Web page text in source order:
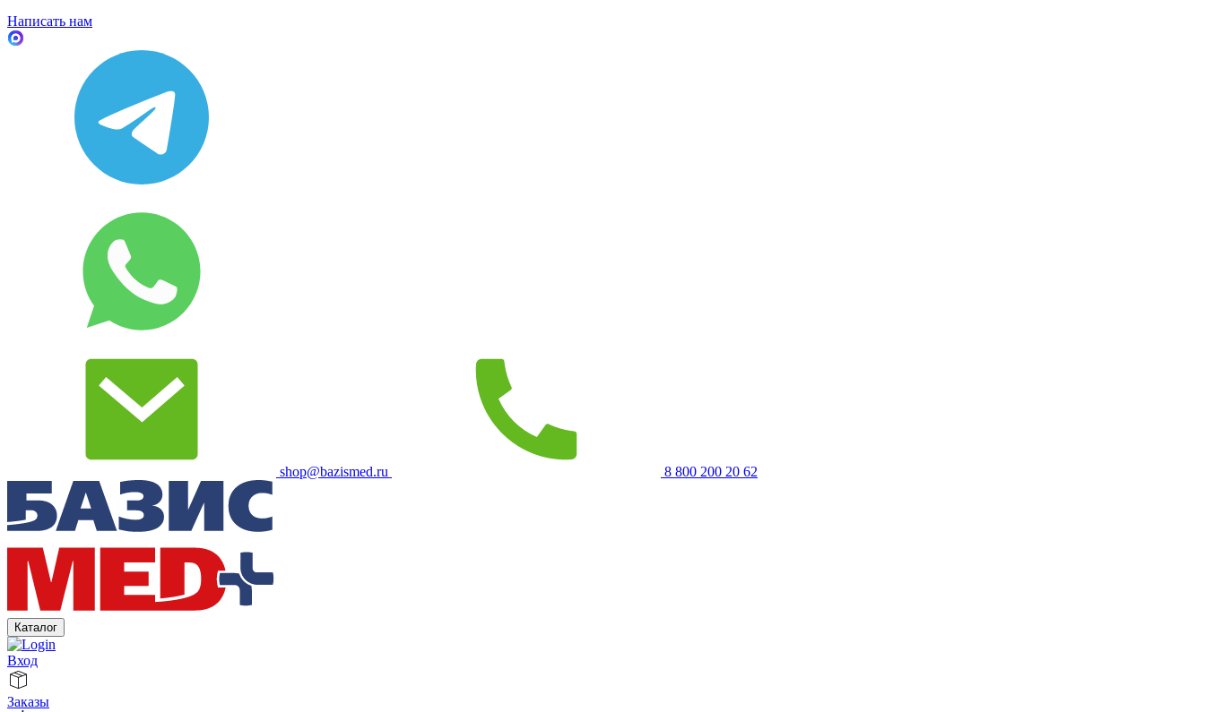
Написать нам
shop@bazismed.ru 8 800 200 20 62
Каталог
Вход
Заказы